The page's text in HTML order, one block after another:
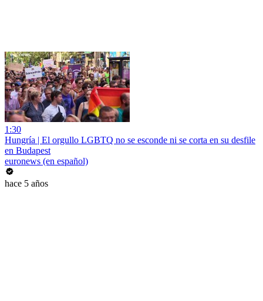
1:30
Hungría | El orgullo LGBTQ no se esconde ni se corta en su desfile
en Budapest
euronews (en español)
hace 5 años